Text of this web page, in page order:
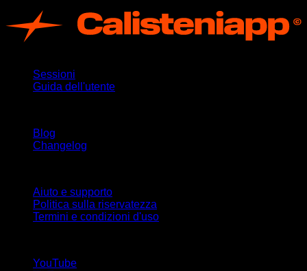
Sessioni
Guida dell'utente
Blog
Changelog
Aiuto e supporto
Politica sulla riservatezza
Termini e condizioni d'uso
YouTube